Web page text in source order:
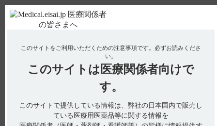
使用期限検索 Drug Information
No : 2311
【ハイコバール】 効能又は効果について教えて
【ハイコバール】
このサイトをご利用いただくための注意事項です。 必ずお読みくださ
い。
このサイトは 医療関係者向けで
す。
このサイトで提供している情報は、弊社の日本国内で販売し
ている医療用医薬品等に関する情報を